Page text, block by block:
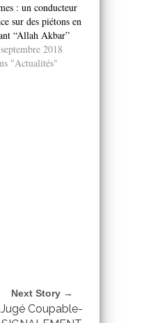
: un conducteur
sur des piétons en
“Allah Akbar”
2018
"Actualités"
Next Story →
Jugé Coupable-